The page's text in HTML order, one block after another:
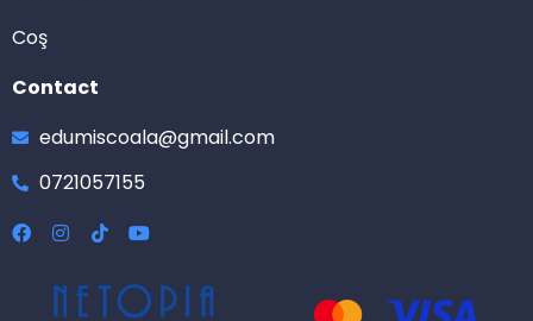
Coş
Contact
edumiscoala@gmail.com
0721057155